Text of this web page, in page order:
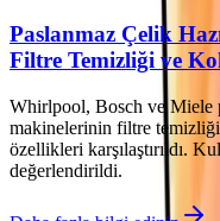
Paslanmaz Çelik
Filtre Temizliği ve
Whirlpool, Bosch ve Miele
makinelerinin filtre
özellikleri karşılaştırıldı.
değerlendirildi.